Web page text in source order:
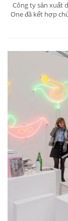
Công ty sản xuất
One đã kết hợp